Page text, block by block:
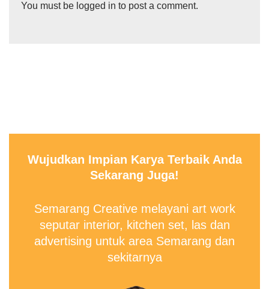
You must be logged in to post a comment.
Wujudkan Impian Karya Terbaik Anda
Sekarang Juga!
Semarang Creative melayani art work
seputar interior, kitchen set, las dan
advertising untuk area Semarang dan
sekitarnya